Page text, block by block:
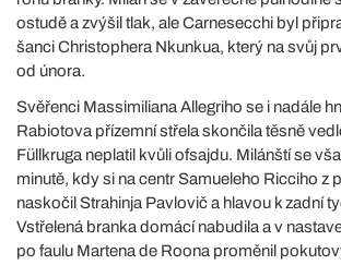
ostudě a zvýšil tlak, ale Carnesecchi byl
šanci Christophera Nkunkua, který na svůj
od února.
Svěřenci Massimiliana Allegriho se i nadále
Rabiotova přízemní střela skončila těsně
Füllkruga neplatil kvůli ofsajdu. Milánští se
minutě, kdy si na centr Samueleho Ricciho z
naskočil Strahinja Pavlovič a hlavou k zadní
Vstřelená branka domácí nabudila a v
po faulu Martena de Roona proměnil